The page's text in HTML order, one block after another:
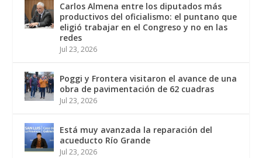
Carlos Almena entre los diputados más
productivos del oficialismo: el puntano que
eligió trabajar en el Congreso y no en las
redes
Jul 23, 2026
Poggi y Frontera visitaron el avance de una
obra de pavimentación de 62 cuadras
Jul 23, 2026
Está muy avanzada la reparación del
acueducto Río Grande
Jul 23, 2026